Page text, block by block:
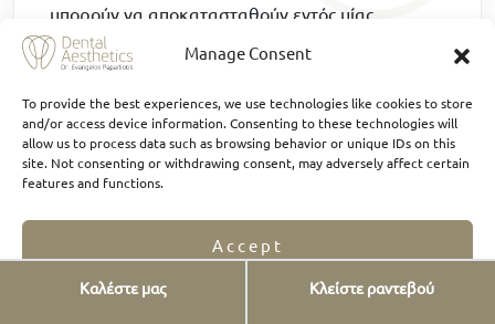
Manage Consent
To provide the best experiences, we use technologies like cookies to store
and/or access device information. Consenting to these technologies will
allow us to process data such as browsing behavior or unique IDs on this
site. Not consenting or withdrawing consent, may adversely affect certain
features and functions.
Accept
Opt-out preferences Privacy Statement
μπορούν να αποκατασταθούν εντός μίας
ημέρας, με υπεύθυνη διάγνωση και όταν
υπάρχει επαρκής προβλεψιμότητα.
Οι υπηρεσίες μας
Καλέστε μας Κλείστε ραντεβού